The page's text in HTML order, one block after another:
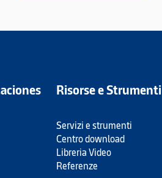
Risorse e Strumenti
Servizi e strumenti
Centro download
Libreria Video
Referenze